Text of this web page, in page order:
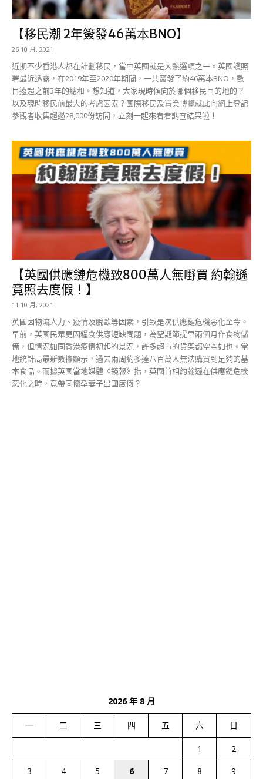
【移民潮 2年簽發46萬本BNO】
26 10 月, 2021
近期不少香港人都在計劃移民，當中英國就是大熱選項之一。英國護照
署最近透露，在2019年至2020年期間，一共簽發了約46萬本BNO，數
目遠超之前3年的總和。想知道，大家現時傾向於哪個移民目的地的？
以及現時移民前最大的考慮因素？國際移民及置業博覽就此向網上登記
參觀者收集超過28,000份訪問，立刻一起來看看調查結果啦！
【英國供應鏈危機致800萬人無嘢買 約翰遜
竟照去度假！】
11 10 月, 2021
英國因物流人力、疫情及脫歐等因素，引致是次供應鏈危機惡化至今。
早前，英國民眾更因糧食供應短缺問題，為聖誕節提早兩個月作食物儲
備，但情況如同香港疫情初起的景況，許多超市的貨架都空空如也。當
地統計局最新數據顯示，過去兩周約多達八百萬人無法購買到足夠的基
本食品。而據英國當地媒體《鏡報》指，英國首相約翰遜在供應鏈危機
惡化之時，竟帶同懷孕妻子出國度假？
2026 年 8 月
一 二 三 四 五 六 日
1
2
3
4 5 6 7 8 9